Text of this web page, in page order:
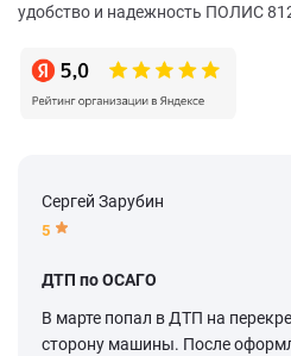
удобство и надежность ПОЛИС
Сергей Зарубин
5
ДТП по ОСАГО
В марте попал в ДТП на
сторону машины. После